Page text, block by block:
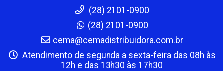
(28) 2101-0900
(28) 2101-0900
cema@cemadistribuidora.com.br
Atendimento de segunda a sexta-feira das 08h às
12h e das 13h30 às 17h30